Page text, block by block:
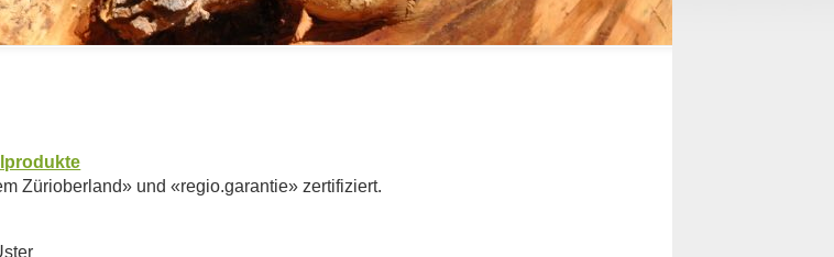
Zürioberland» und «regio.garantie» zertifiziert.